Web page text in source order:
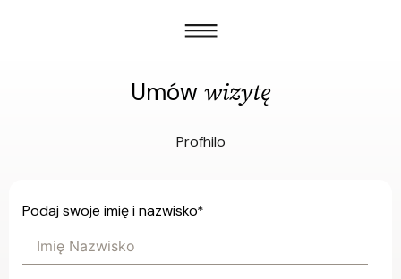
Umów wizytę
Profhilo
Podaj swoje imię i nazwisko*